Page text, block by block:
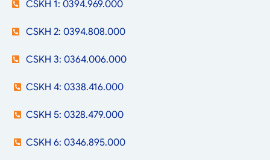
CSKH 1: 0394.969.000
CSKH 2: 0394.808.000
CSKH 3: 0364.006.000
CSKH 4: 0338.416.000
CSKH 5: 0328.479.000
CSKH 6: 0346.895.000